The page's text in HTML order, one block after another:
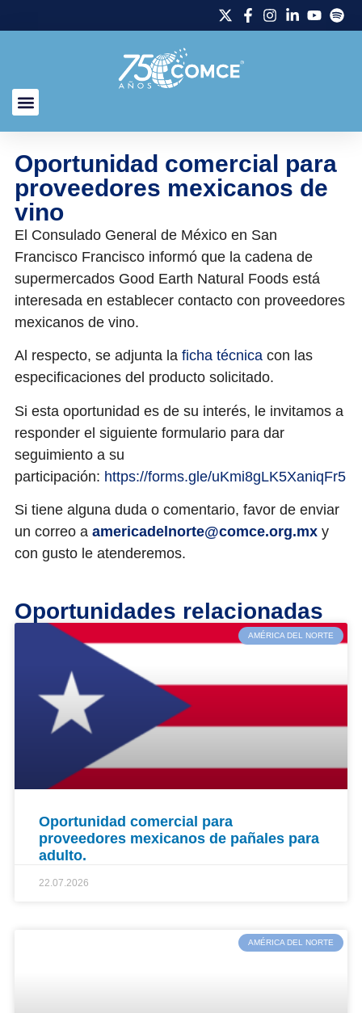
Oportunidad comercial para
proveedores mexicanos de
vino
El Consulado General de México en San
Francisco Francisco informó que la cadena de
supermercados Good Earth Natural Foods está
interesada en establecer contacto con proveedores
mexicanos de vino.
Al respecto, se adjunta la ficha técnicacon las
especificaciones del producto solicitado.
Si esta oportunidad es de su interés, le invitamos a
responder el siguiente formulario para dar
seguimiento a su
participación: https://forms.gle/uKmi8gLK5XaniqFr5
Si tiene alguna duda o comentario, favor de enviar
un correo a americadelnorte@comce.org.mxy
con gusto le atenderemos.
Oportunidades relacionadas
AMÉRICA DEL NORTE
Oportunidad comercial para
proveedores mexicanos de pañales para
adulto.
22.07.2026
AMÉRICA DEL NORTE